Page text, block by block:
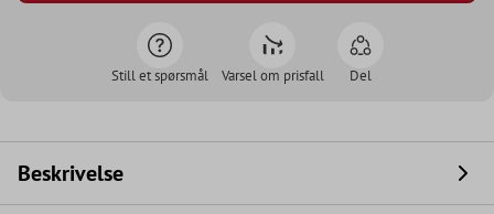
Still et spørsmål Varsel om prisfall Del
Beskrivelse